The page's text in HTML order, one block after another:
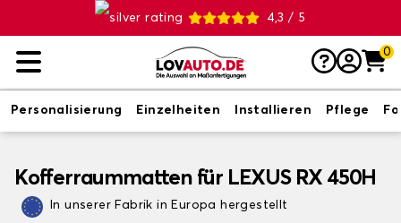
4,3 / 5
0
Personalisierung Einzelheiten Installieren Pflege
Kofferraummatten für LEXUS RX 450H
In unserer Fabrik in Europa hergestellt